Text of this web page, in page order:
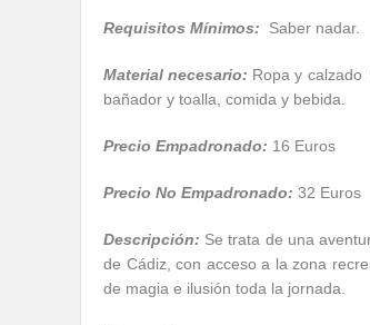
Requisitos Mínimos: Saber nadar.
Material necesario: Ropa y calzado
bañador y toalla, comida y bebida.
Precio Empadronado: 16 Euros
Precio No Empadronado: 32 Euros
Descripción: Se trata de una
de Cádiz, con acceso a la zona
de magia e ilusión toda la jornada.